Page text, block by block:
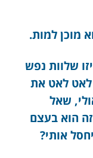
מוכן למות.
שלוות נפש
לאט לאט את
שאל
הוא בעצם
אותי?